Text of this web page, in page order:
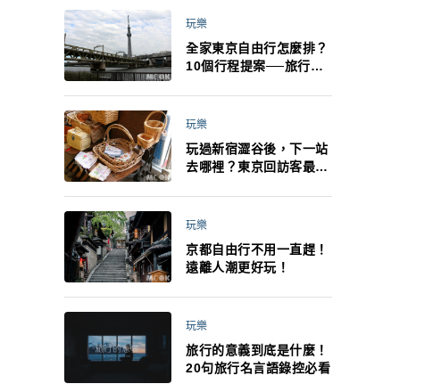
最高還罰百萬！注意事項
玩樂
全家東京自由行怎麼排？
10個行程提案──旅行不
法！
玩樂
玩過新宿澀谷後，下一站
去哪裡？東京回訪客最推
玩樂
京都自由行不用一直趕！
遠離人潮更好玩！
玩樂
旅行的意義到底是什麼！
20句旅行名言語錄控必看